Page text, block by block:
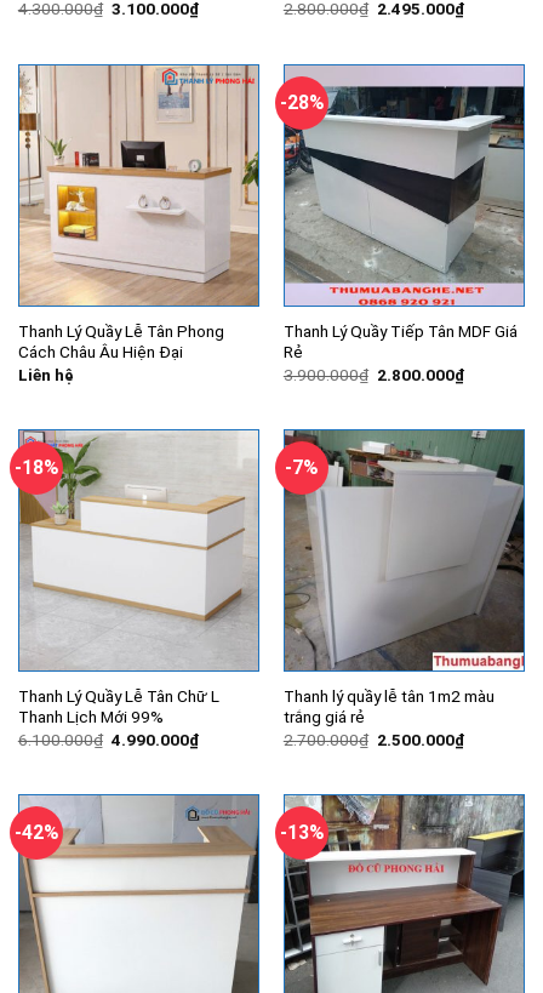
4.300.000₫ Giá
3.100.000₫Giá
hiện
3.100.000₫.
2.800.000₫ Giá
2.495.000₫Giá
hiện
Thanh Lý Quầy Lễ Tân Phong
Cách Châu Âu Hiện Đại
Liên hệ
-28%
Thanh Lý Quầy Tiếp Tân MDF Giá
Rẻ
3.900.000₫ Giá
2.800.000₫Giá
hiện
-18%
Thanh Lý Quầy Lễ Tân Chữ L
Thanh Lịch Mới 99%
6.100.000₫ Giá
4.990.000₫Giá
hiện
4.990.000₫.
-7%
Thanh lý quầy lễ tân 1m2 màu
trắng giá rẻ
2.700.000₫ Giá
2.500.000₫Giá
hiện
-42% -13%